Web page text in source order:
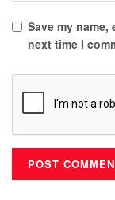
Save my
next time I